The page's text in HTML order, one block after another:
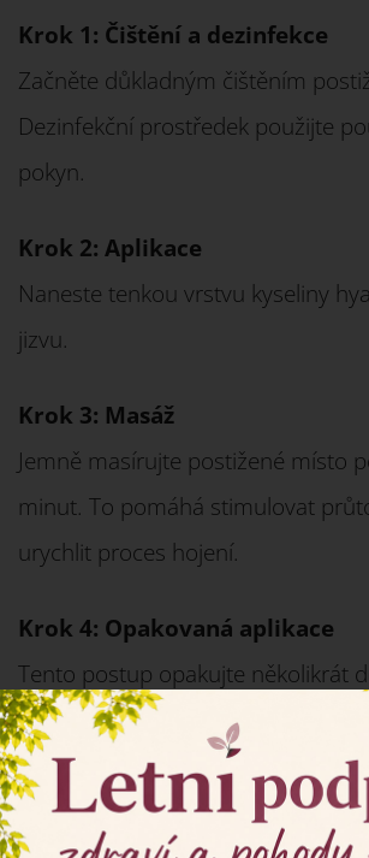
Krok 1: Čištění a dezinfekce
Začněte důkladným čištěním
Dezinfekční prostředek použijte
pokyn.
Krok 2: Aplikace
Naneste tenkou vrstvu kyseliny
jizvu.
Krok 3: Masáž
Jemně masírujte postižené místo
minut. To pomáhá stimulovat
urychlit proces hojení.
Krok 4: Opakovaná aplikace
Tento postup opakujte několikrát
Krok 5: Dlouhodobá péče
Pro dosažení nejlepších výsledků
tento postup dodržovat